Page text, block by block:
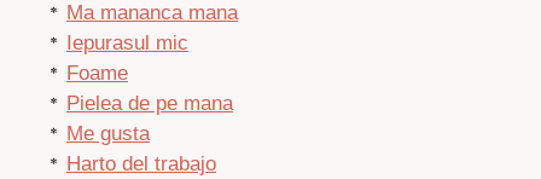
Ma mananca mana
Iepurasul mic
Foame
Pielea de pe mana
Me gusta
Harto del trabajo